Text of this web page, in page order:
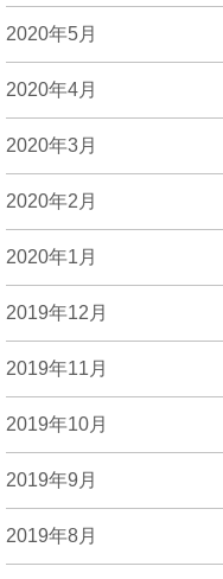
2020年5月
2020年4月
2020年3月
2020年2月
2020年1月
2019年12月
2019年11月
2019年10月
2019年9月
2019年8月